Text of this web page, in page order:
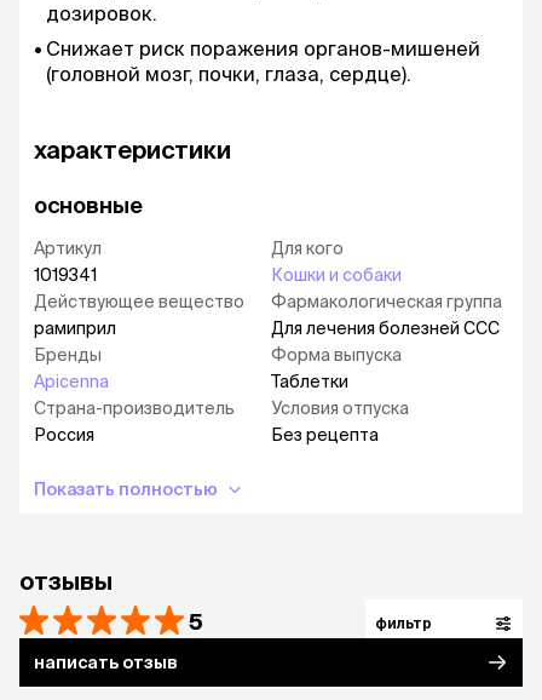
дозировок.
Снижает риск поражения органов-мишеней
(головной мозг, почки, глаза, сердце).
характеристики
основные
Артикул
1019341
Действующее вещество
рамиприл
Бренды
Apicenna
Страна-производитель
Россия
Для кого
Кошки и собаки
Фармакологическая группа
Для лечения болезней ССС
Форма выпуска
Таблетки
Условия отпуска
Без рецепта
Показать полностью
отзывы
5 фильтр
написать отзыв